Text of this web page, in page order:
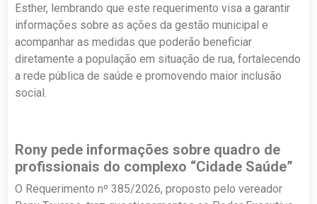
Esther, lembrando que este requerimento visa a garantir
informações sobre as ações da gestão municipal e
acompanhar as medidas que poderão beneficiar
diretamente a população em situação de rua, fortalecendo
a rede pública de saúde e promovendo maior inclusão
social.
Rony pede informações sobre quadro de
profissionais do complexo “Cidade Saúde”
O Requerimento nº 385/2026, proposto pelo vereador